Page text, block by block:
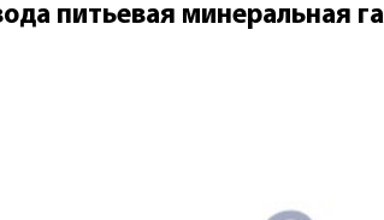
питьевая минеральная